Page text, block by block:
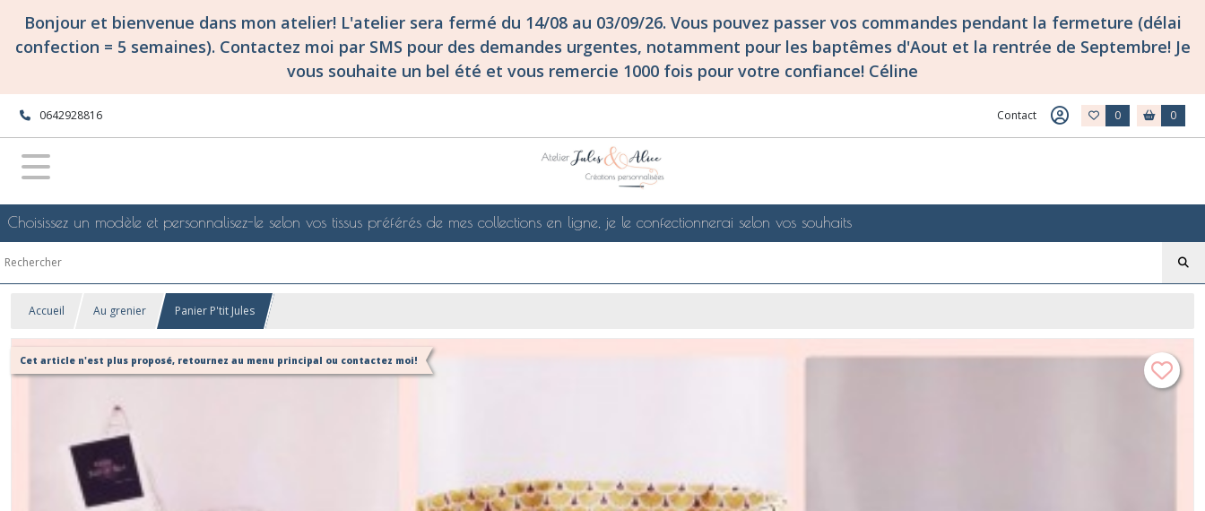
Bonjour et bienvenue dans mon atelier! L'atelier sera fermé du 14/08 au 03/09/26. Vous pouvez passer vos commandes pendant la fermeture (délai
confection = 5 semaines). Contactez moi par SMS pour des demandes urgentes, notamment pour les baptêmes d'Aout et la rentrée de Septembre! Je
vous souhaite un bel été et vous remercie 1000 fois pour votre confiance! Céline
0642928816 Contact 0 0
Choisissez un modèle et personnalisez-le selon vos tissus préférés de mes collections en ligne, je le confectionnerai selon vos souhaits
Accueil Au grenier Panier P'tit Jules
Cet article n'est plus proposé, retournez au menu principal ou contactez moi!